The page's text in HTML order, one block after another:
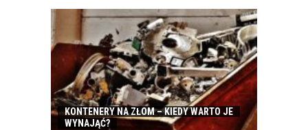
KONTENERY NA ZŁOM – KIEDY WARTO JE
WYNAJĄĆ?